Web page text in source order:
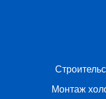
Монтаж